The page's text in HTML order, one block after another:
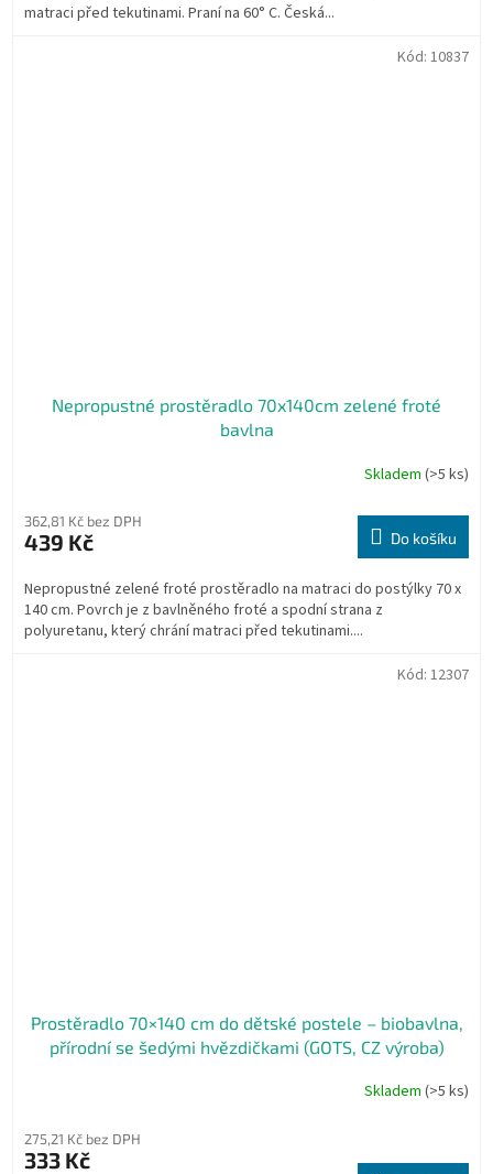
matraci před tekutinami. Praní na 60° C. Česká...
Nepropustné prostěradlo 70x140cm zelené froté
bavlna
Skladem (>5 ks)
362,81 Kč bez DPH
439 Kč Do košíku
Nepropustné zelené froté prostěradlo na matraci do postýlky 70 x
140 cm. Povrch je z bavlněného froté a spodní strana z
polyuretanu, který chrání matraci před tekutinami....
Kód: 10837
Prostěradlo 70×140 cm do dětské postele – biobavlna,
přírodní se šedými hvězdičkami (GOTS, CZ výroba)
Skladem (>5 ks)
275,21 Kč bez DPH
333 Kč
Kód: 12307